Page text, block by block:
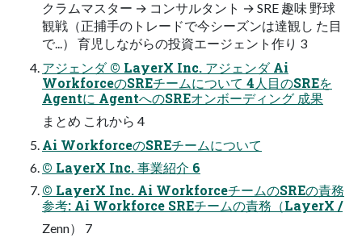
クラムマスター → コンサルタント → SRE 趣味 野球
観戦（正捕手のトレードで今シーズンは達観し た目
で...） 育児しながらの投資エージェント作り 3
アジェンダ © LayerX Inc. アジェンダ Ai
WorkforceのSREチームについて 4人目のSREを
Agentに AgentへのSREオンボーディング 成果
まとめ これから 4
Ai WorkforceのSREチームについて
© LayerX Inc. 事業紹介 6
© LayerX Inc. Ai WorkforceチームのSREの責務
参考: Ai Workforce SREチームの責務（LayerX /
Zenn） 7